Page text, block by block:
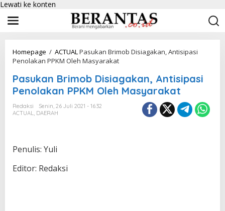
Lewati ke konten
Homepage / ACTUALPasukan Brimob Disiagakan, Antisipasi
Penolakan PPKM Oleh Masyarakat
Pasukan Brimob Disiagakan, Antisipasi
Penolakan PPKM Oleh Masyarakat
Redaksi
Senin, 26 Juli 2021 - 16:32
ACTUAL, DAERAH
Penulis: Yuli
Editor: Redaksi